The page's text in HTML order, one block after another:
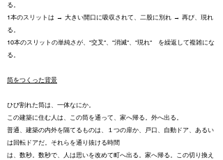
る。
1本のスリットは → 大きい開口に吸収されて、二股に別れ → 再び、現れ
る。
10本のスリットの単純さが、“交叉“、“消滅“、“現れ“ を繰返して複雑にな
る。
筒をつくった背景
ひび割れた筒は、一体なにか。
この建築に住む人は、この筒を通って、家へ帰る。外へ出る。
普通、建築の内外を隔てるものは、１つの扉か、戸口、自動ドア、あるい
は回転ドアだ。それらを通り抜ける時間
は、数秒。数秒で、人は思いを改めて町へ出る。家へ帰る。この切り換え